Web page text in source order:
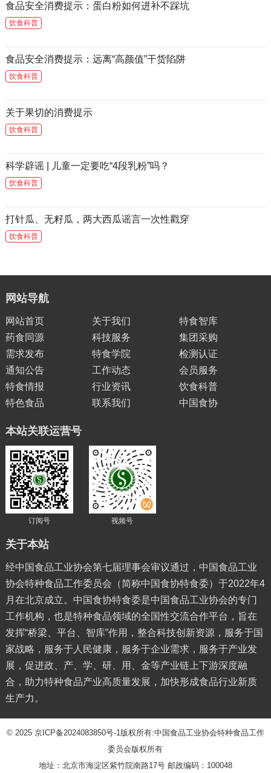
食品安全消费提示：蛋白粉如何进补不踩坑
饮食科普
食品安全消费提示：远离“高颜值”干货陷阱
饮食科普
关于果切的消费提示
饮食科普
科学辟谣 | 儿童一定要吃“4段乳粉”吗？
饮食科普
打针瓜、无籽瓜，两大西瓜谣言一次性戳穿
饮食科普
网站导航
网站首页 关于我们
特食智库
药食同源
科技服务
集团采购
需求发布
特食学院
检测认证
通知公告
工作动态
会员服务
特食情报
行业资讯
饮食科普
特色食品
联系我们 中国食协
本站关联运营号
订阅号 视频号
关于本站
经中国食品工业协会第七届理事会审议通过，中国食品工业
协会特种食品工作委员会（简称中国食协特食委）于2022年4
月在北京成立。中国食协特食委是中国食品工业协会的专门
工作机构，也是特种食品领域的全国性交流合作平台，旨在
发挥“桥梁、平台、智库”作用，整合科技创新资源，服务于国
家战略，服务于人民健康，服务于企业需求，服务于产业发
展，促进政、产、学、研、用、金等产业链上下游深度融
合，助力特种食品产业高质量发展，加快形成食品行业新质
生产力。
© 2025 京ICP备2024083850号-1 版权所有:中国食品工业协会特种食品工作
委员会版权所有
地址：北京市海淀区紫竹院南路17号 邮政编码：100048